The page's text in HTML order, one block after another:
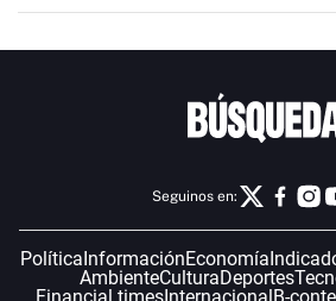
Seguinos en:
PolíticaInformaciónEconomía
AmbienteCulturaDeportes